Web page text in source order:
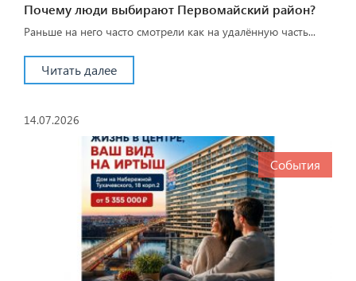
Почему люди выбирают Первомайский район?
Раньше на него часто смотрели как на удалённую часть...
Читать далее
14.07.2026
События